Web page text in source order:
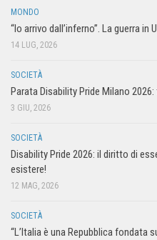
MONDO
“Io arrivo dall’inferno”. La guerra
14 LUG, 2026
SOCIETÀ
Parata Disability Pride Milano
3 GIU, 2026
SOCIETÀ
Disability Pride 2026: il diritto di
esistere!
12 MAG, 2026
SOCIETÀ
“L’Italia è una Repubblica fondata